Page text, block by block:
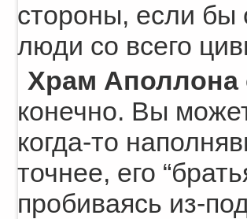
стороны, если бы
люди со всего
Храм Аполлона
конечно. Вы
когда-то
точнее, его
пробиваясь из-